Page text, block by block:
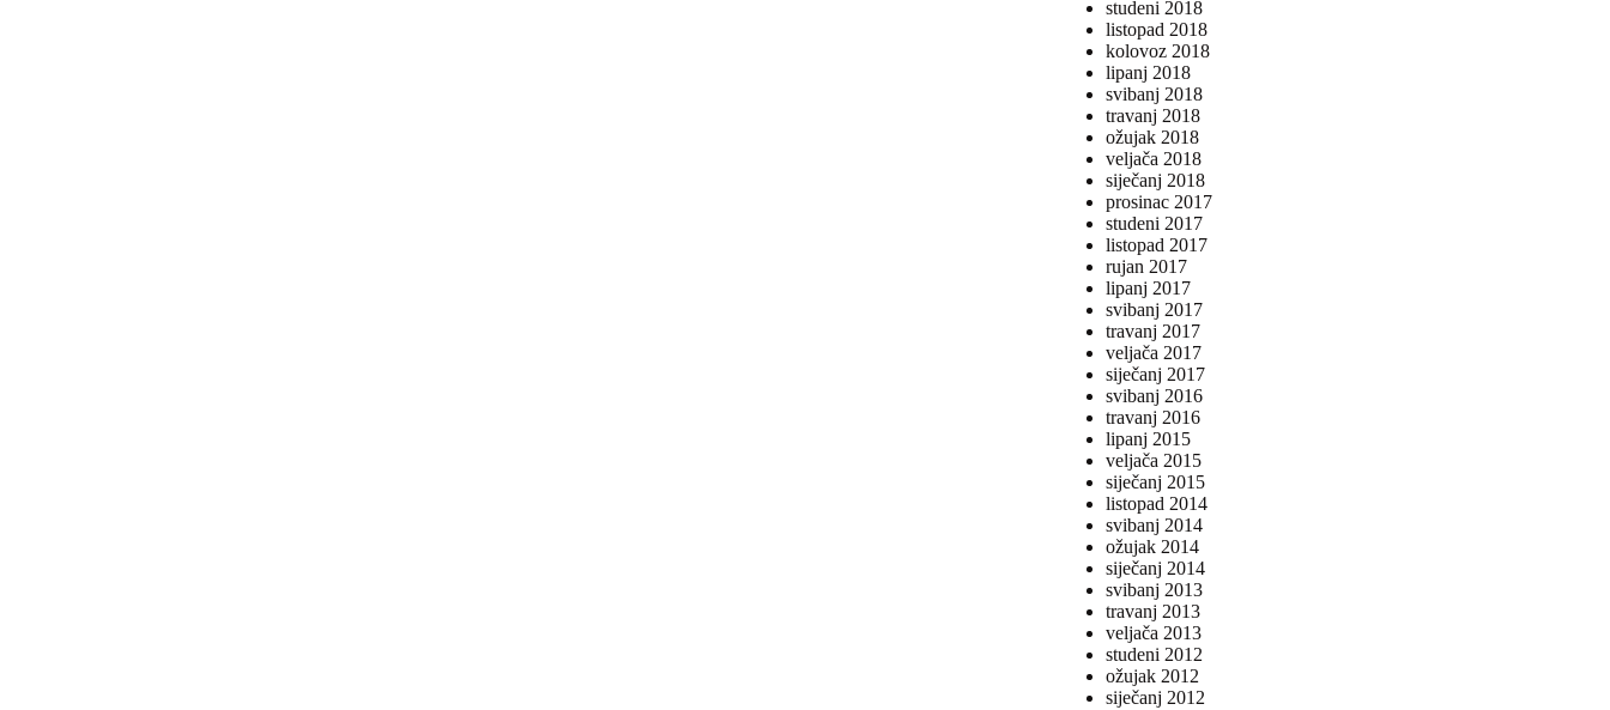
studeni 2018
listopad 2018
kolovoz 2018
lipanj 2018
svibanj 2018
travanj 2018
ožujak 2018
veljača 2018
siječanj 2018
prosinac 2017
studeni 2017
listopad 2017
rujan 2017
lipanj 2017
svibanj 2017
travanj 2017
veljača 2017
siječanj 2017
svibanj 2016
travanj 2016
lipanj 2015
veljača 2015
siječanj 2015
listopad 2014
svibanj 2014
ožujak 2014
siječanj 2014
svibanj 2013
travanj 2013
veljača 2013
studeni 2012
ožujak 2012
siječanj 2012